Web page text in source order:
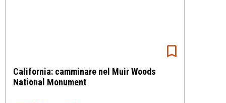
California: camminare nel Muir Woods
National Monument